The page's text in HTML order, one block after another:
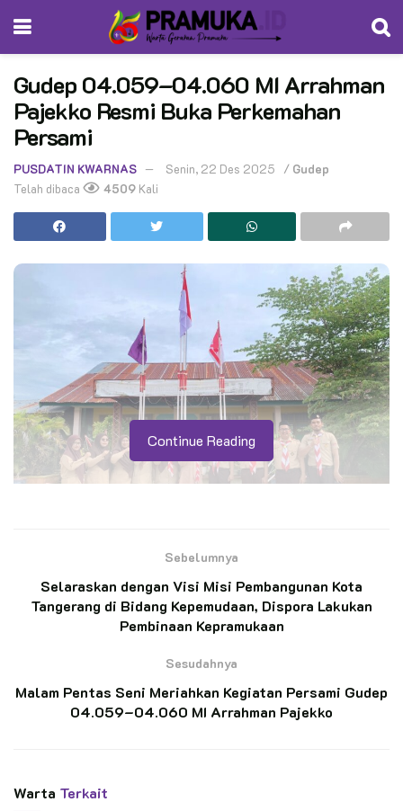
Gudep 04.059–04.060 MI Arrahman
Pajekko Resmi Buka Perkemahan
Persami
PUSDATIN KWARNAS Senin, 22 Des 2025 / Gudep
Telah dibaca
4509 Kali
Arrahman Pajekko melaksanakan pembukaan Perkemahan
Sabtu-Minggu (Persami) yang dipusatkan di halaman MI
Kegiatan perkemahan yang berlangsung selama dua hari,
merupakan bagian dari program pembinaan kepramukaan dalam
Continue Reading
Sebelumnya
Selaraskan dengan Visi Misi Pembangunan Kota
Tangerang di Bidang Kepemudaan, Dispora Lakukan
Pembinaan Kepramukaan
Sesudahnya
Malam Pentas Seni Meriahkan Kegiatan Persami Gudep
04.059–04.060 MI Arrahman Pajekko
Warta Terkait